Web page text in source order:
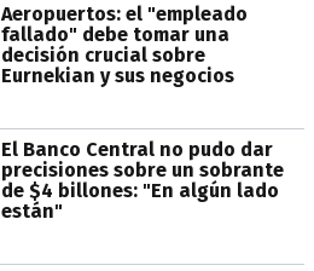
Aeropuertos: el "empleado
fallado" debe tomar una
decisión crucial sobre
Eurnekian y sus negocios
El Banco Central no pudo dar
precisiones sobre un sobrante
de $4 billones: "En algún lado
están"